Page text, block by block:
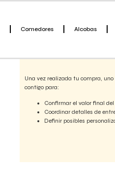
Comedores Alcobas
Una vez realizada tu compra,
contigo para:
Confirmar el valor final del
Coordinar detalles de
Definir posibles